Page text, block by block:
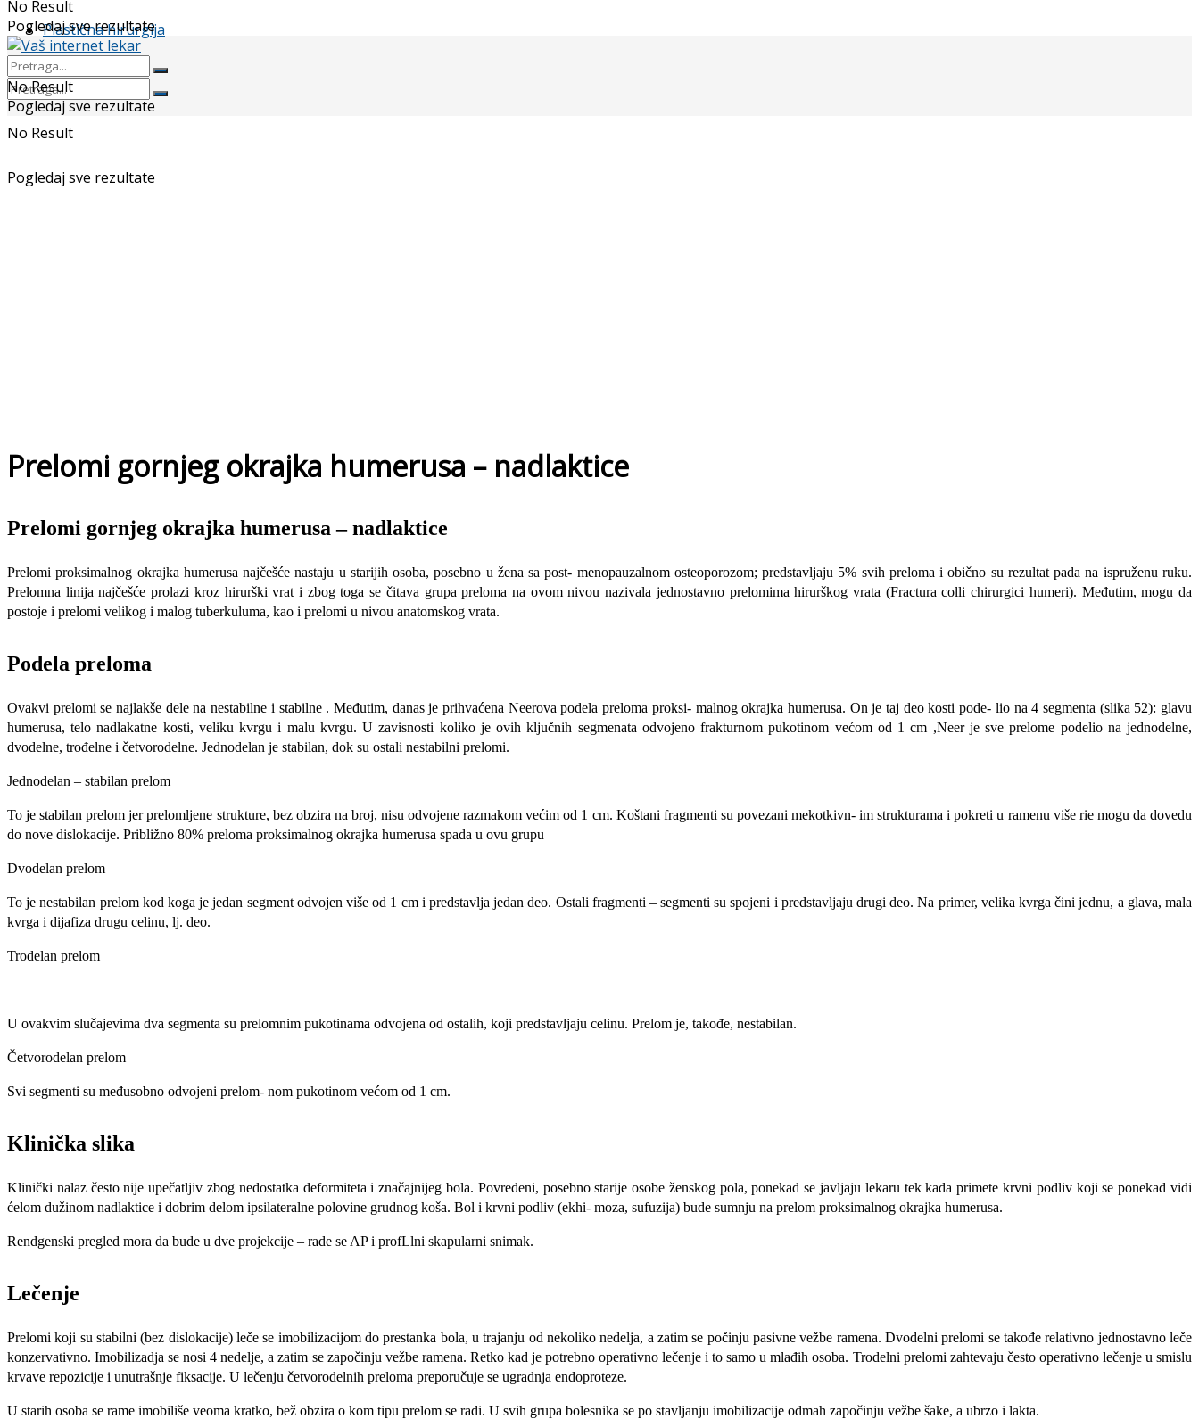
Plastična hirurgija
No Result
Pogledaj sve rezultate
No Result
Pogledaj sve rezultate
No Result
Pogledaj sve rezultate
Prelomi gornjeg okrajka humerusa – nadlaktice
Prelomi gornjeg okrajka humerusa – nadlaktice
Prelomi proksimalnog okrajka humerusa najčešće nastaju u starijih osoba, posebno u žena sa post- menopauzalnom osteoporozom; predstavljaju 5% svih preloma i obično su rezultat pada na ispruženu ruku.
Prelomna linija najčešće prolazi kroz hirurški vrat i zbog toga se čitava grupa preloma na ovom nivou nazivala jednostavno prelomima hirurškog vrata (Fractura colli chirurgici humeri). Međutim, mogu da
postoje i prelomi velikog i malog tuberku­luma, kao i prelomi u nivou anatomskog vrata.
Podela preloma
Ovakvi prelomi se najlakše dele na nesta­bilne i stabilne . Međutim, danas je prihvaćena Neerova podela preloma proksi- malnog okrajka humerusa. On je taj deo kosti pode- lio na 4 segmenta (slika 52): glavu
humerusa, telo nadlakatne kosti, veliku kvrgu i malu kvrgu. U zavis­nosti koliko je ovih ključnih segmenata odvojeno frakturnom pukotinom većom od 1 cm ,Neer je sve prelome podelio na jednodelne,
dvodelne, trođelne i četvorodelne. Jednodelan je stabilan, dok su ostali nestabilni prelomi.
Jednodelan – stabilan prelom
To je stabilan prelom jer prelomljene strukture, bez obzira na broj, nisu odvojene razmakom većim od 1 cm. Koštani fragmenti su povezani mekotkivn- im strukturama i pokreti u ramenu više rie mogu da dovedu
do nove dislokacije. Približno 80% preloma proksimalnog okrajka humerusa spada u ovu grupu
Dvodelan prelom
To je nestabilan prelom kod koga je jedan seg­ment odvojen više od 1 cm i predstavlja jedan deo. Ostali fragmenti – segmenti su spojeni i predstavl­jaju drugi deo. Na primer, velika kvrga čini jednu, a glava, mala
kvrga i dijafiza drugu celinu, lj. deo.
Trodelan prelom
U ovakvim slučajevima dva segmenta su prelomnim pukotinama odvojena od ostalih, koji predstavljaju celinu. Prelom je, takođe, nestabilan.
Četvorodelan prelom
Svi segmenti su međusobno odvojeni prelom- nom pukotinom većom od 1 cm.
Klinička slika
Klinički nalaz često nije upečatljiv zbog nedostatka deformiteta i značajnijeg bola. Povređeni, posebno starije osobe ženskog pola, ponekad se javljaju lekaru tek kada primete krvni podliv koji se ponekad vidi
ćelom dužinom nadlaktice i dobrim delom ipsilateralne polovine grudnog koša. Bol i krvni podliv (ekhi- moza, sufuzija) bude sumnju na prelom proksi­malnog okrajka humerusa.
Rendgenski pregled mora da bude u dve projek­cije – rade se AP i profLlni skapularni snimak.
Lečenje
Prelomi koji su stabilni (bez dislokacije) leče se imobilizacijom do prestanka bola, u trajanju od nekoliko nedelja, a zatim se počinju pasivne vežbe ramena. Dvodelni prelomi se takođe relativno jed­nostavno leče
konzervativno. Imobilizadja se nosi 4 nedelje, a zatim se započinju vežbe ramena. Retko kad je potrebno operativno lečenje i to samo u mlađih osoba. Trodelni prelomi zahtevaju često operativno lečenje u smislu
krvave repozicije i unutrašnje fiksacije. U lečenju četvorodelnih prelo­ma preporučuje se ugradnja endoproteze.
U starih osoba se rame imobiliše veoma kratko, bež obzira o kom tipu prelom se radi. U svih grupa bolesnika se po stavljanju imobilizacije odmah započinju vežbe šake, a ubrzo i lakta.